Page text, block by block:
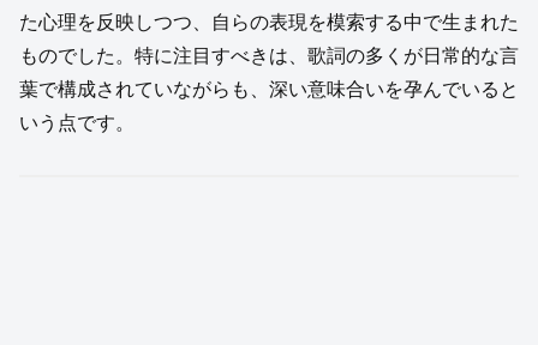
た心理を反映しつつ、自らの表現を模索する中で生まれた
ものでした。特に注目すべきは、歌詞の多くが日常的な言
葉で構成されていながらも、深い意味合いを孕んでいると
いう点です。